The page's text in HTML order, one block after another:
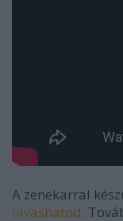
A zenekarral
olvashatod.